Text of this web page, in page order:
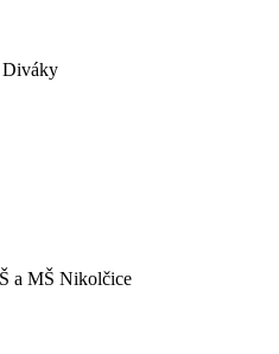
Diváky
a MŠ Nikolčice